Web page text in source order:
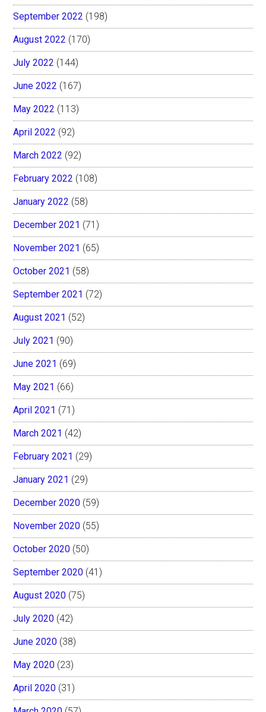
September 2022 (198)
August 2022 (170)
July 2022 (144)
June 2022 (167)
May 2022 (113)
April 2022 (92)
March 2022 (92)
February 2022 (108)
January 2022 (58)
December 2021 (71)
November 2021 (65)
October 2021 (58)
September 2021 (72)
August 2021 (52)
July 2021 (90)
June 2021 (69)
May 2021 (66)
April 2021 (71)
March 2021 (42)
February 2021 (29)
January 2021 (29)
December 2020 (59)
November 2020 (55)
October 2020 (50)
September 2020 (41)
August 2020 (75)
July 2020 (42)
June 2020 (38)
May 2020 (23)
April 2020 (31)